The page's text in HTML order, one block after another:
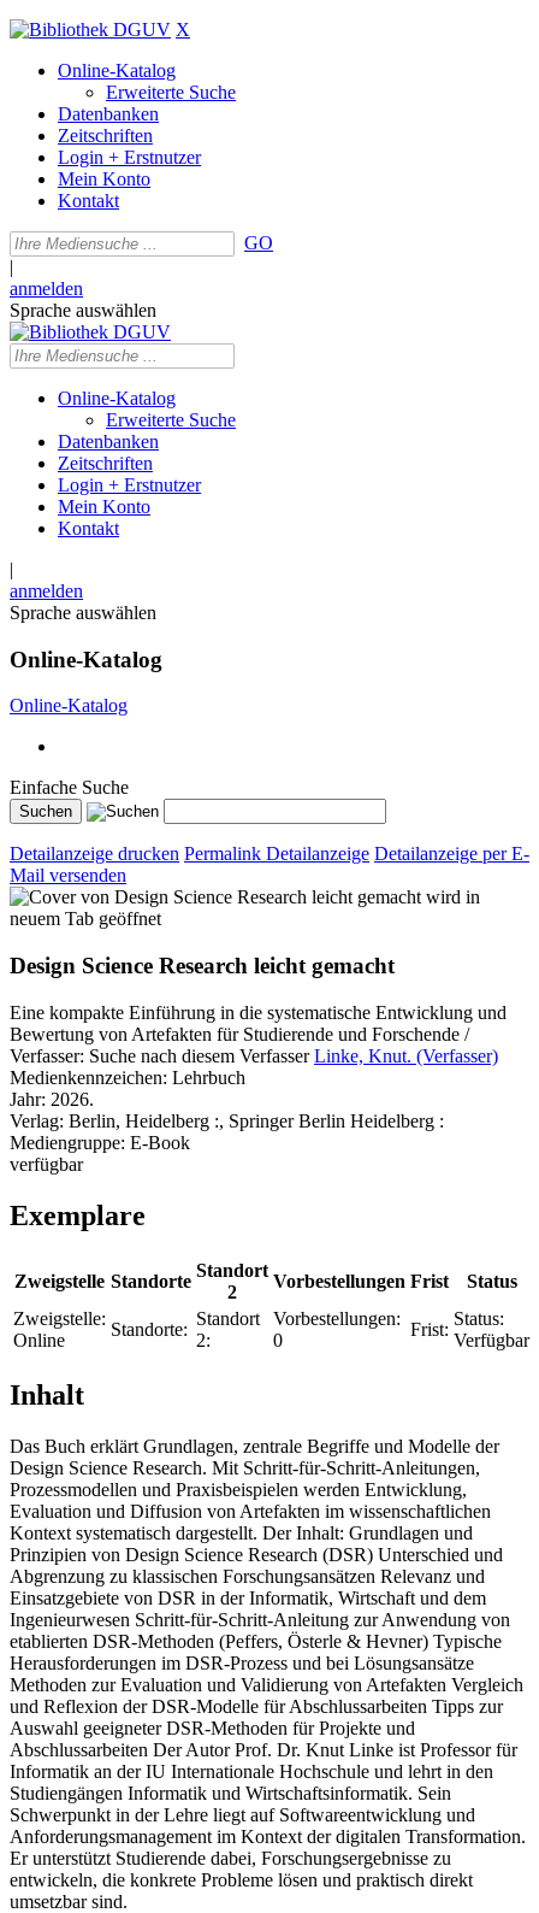
X
Online-Katalog
Erweiterte Suche
Datenbanken
Zeitschriften
Login + Erstnutzer
Mein Konto
Kontakt
GO
|
anmelden
Sprache auswählen
Online-Katalog
Erweiterte Suche
Datenbanken
Zeitschriften
Login + Erstnutzer
Mein Konto
Kontakt
|
anmelden
Sprache auswählen
Online-Katalog
Online-Katalog
Einfache Suche
Detailanzeige drucken Permalink Detailanzeige Detailanzeige per E-
Mail versenden
wird in
neuem Tab geöffnet
Design Science Research leicht gemacht
Eine kompakte Einführung in die systematische Entwicklung und
Bewertung von Artefakten für Studierende und Forschende /
Verfasser: Suche nach diesem Verfasser Linke, Knut. (Verfasser)
Medienkennzeichen: Lehrbuch
Jahr: 2026.
Verlag: Berlin, Heidelberg :, Springer Berlin Heidelberg :
Mediengruppe: E-Book
verfügbar
Exemplare
Zweigstelle Standorte
Standort
2
Vorbestellungen Frist
Status
Zweigstelle:
Online
Standorte:
Standort
2:
Vorbestellungen:
0
Frist:
Status:
Verfügbar
Inhalt
Das Buch erklärt Grundlagen, zentrale Begriffe und Modelle der
Design Science Research. Mit Schritt-für-Schritt-Anleitungen,
Prozessmodellen und Praxisbeispielen werden Entwicklung,
Evaluation und Diffusion von Artefakten im wissenschaftlichen
Kontext systematisch dargestellt. Der Inhalt: Grundlagen und
Prinzipien von Design Science Research (DSR) Unterschied und
Abgrenzung zu klassischen Forschungsansätzen Relevanz und
Einsatzgebiete von DSR in der Informatik, Wirtschaft und dem
Ingenieurwesen Schritt-für-Schritt-Anleitung zur Anwendung von
etablierten DSR-Methoden (Peffers, Österle & Hevner) Typische
Herausforderungen im DSR-Prozess und bei Lösungsansätze
Methoden zur Evaluation und Validierung von Artefakten Vergleich
und Reflexion der DSR-Modelle für Abschlussarbeiten Tipps zur
Auswahl geeigneter DSR-Methoden für Projekte und
Abschlussarbeiten Der Autor Prof. Dr. Knut Linke ist Professor für
Informatik an der IU Internationale Hochschule und lehrt in den
Studiengängen Informatik und Wirtschaftsinformatik. Sein
Schwerpunkt in der Lehre liegt auf Softwareentwicklung und
Anforderungsmanagement im Kontext der digitalen Transformation.
Er unterstützt Studierende dabei, Forschungsergebnisse zu
entwickeln, die konkrete Probleme lösen und praktisch direkt
umsetzbar sind.